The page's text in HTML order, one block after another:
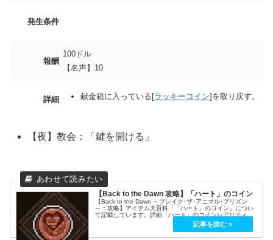
発生条件
報酬
100ドル
【名声】10
詳細 献金箱に入っている[ラッキーコイン]を取り戻す。
【夜】教会：「鍵を開ける」
【Back to the Dawn 攻略】「ハート」のコイン
【Back to the Dawn ～ブレイク･ザ･アニマル･プリズン
～：攻略】アイテム大百科「「ハート」のコイン」につい
て記載しています。詳細「ハート」のコインレアリティ初
級カテゴリ分解ツール効果分解に使用できる。分解する